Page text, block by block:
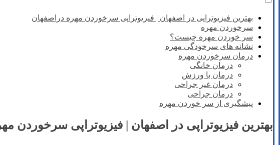
بهترین فیزیوتراپی در اصفهان | فیزیوتراپی سرخوردن مهره دراصفهان
سرخوردن مهره
سر خوردن مهره چیست؟
نشانه های سرخودگی مهره
درمان سرخوردن مهره
درمان خانگی
درمان با ورزش
درمان غیر جراحی
درمان جراحی
پیشگیری از سر خوردن مهره
بهترین فیزیوتراپی در اصفهان | فیزیوتراپی سرخوردن